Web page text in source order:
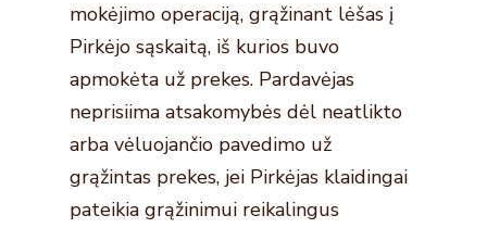
mokėjimo operaciją, grąžinant lėšas į
Pirkėjo sąskaitą, iš kurios buvo
apmokėta už prekes. Pardavėjas
neprisiima atsakomybės dėl neatlikto
arba vėluojančio pavedimo už
grąžintas prekes, jei Pirkėjas klaidingai
pateikia grąžinimui reikalingus